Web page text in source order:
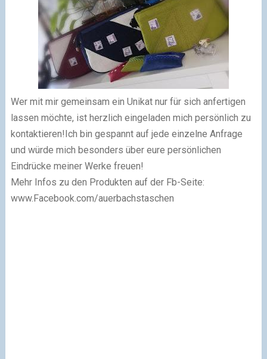
Wer mit mir gemeinsam ein Unikat nur für sich anfertigen
lassen möchte, ist herzlich eingeladen mich persönlich zu
kontaktieren!Ich bin gespannt auf jede einzelne Anfrage
und würde mich besonders über eure persönlichen
Eindrücke meiner Werke freuen!
Mehr Infos zu den Produkten auf der Fb-Seite:
www.Facebook.com/auerbachstaschen